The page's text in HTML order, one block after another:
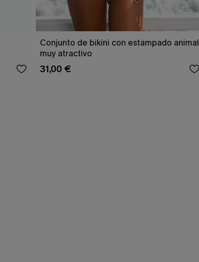
Conjunto de bikini con estampado animal
muy atractivo
31,00 €